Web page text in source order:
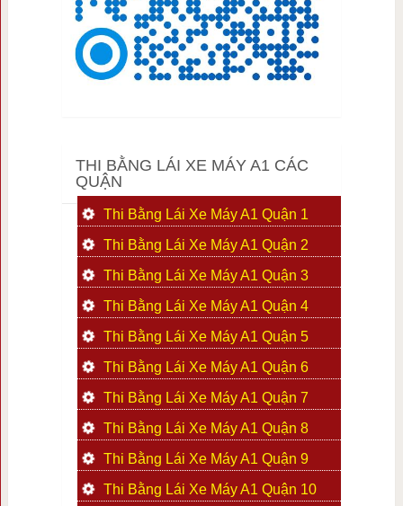
THI BẰNG LÁI XE MÁY A1 CÁC
QUẬN
Thi Bằng Lái Xe Máy A1 Quận 1
Thi Bằng Lái Xe Máy A1 Quận 2
Thi Bằng Lái Xe Máy A1 Quận 3
Thi Bằng Lái Xe Máy A1 Quận 4
Thi Bằng Lái Xe Máy A1 Quận 5
Thi Bằng Lái Xe Máy A1 Quận 6
Thi Bằng Lái Xe Máy A1 Quận 7
Thi Bằng Lái Xe Máy A1 Quận 8
Thi Bằng Lái Xe Máy A1 Quận 9
Thi Bằng Lái Xe Máy A1 Quận 10